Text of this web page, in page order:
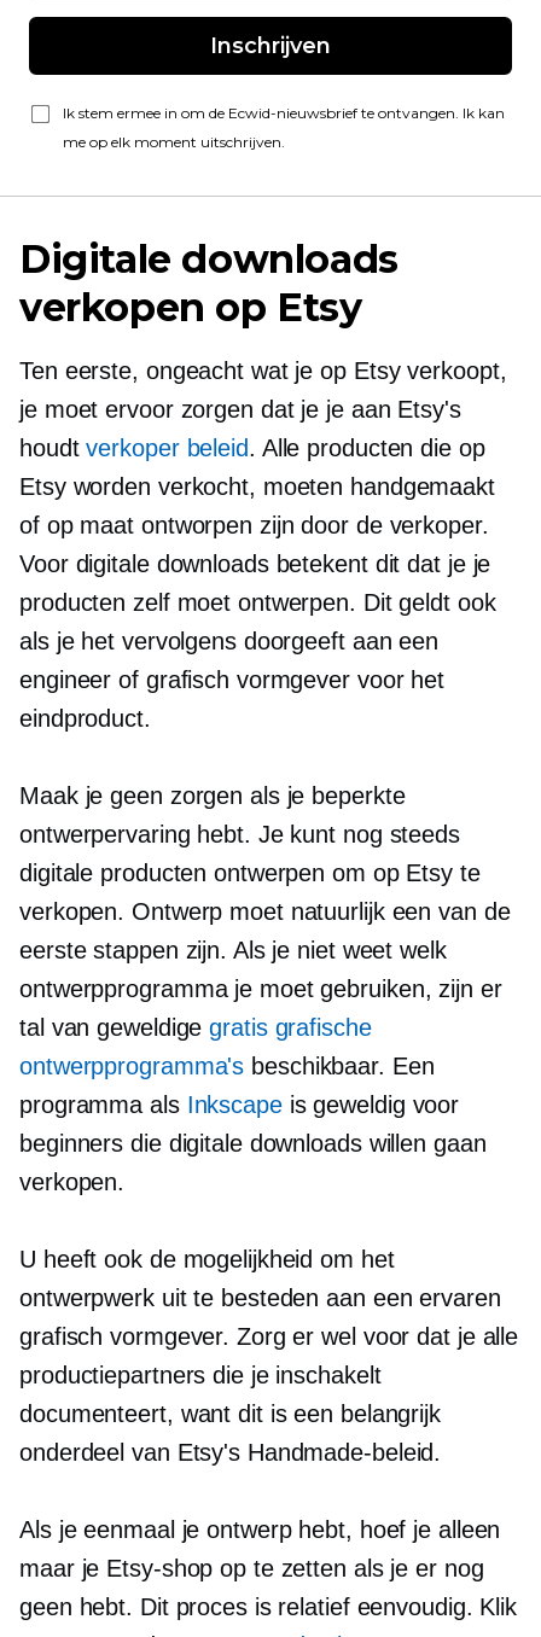
Inschrijven
Ik stem ermee in om de Ecwid-nieuwsbrief te ontvangen. Ik kan
me op elk moment uitschrijven.
Digitale downloads
verkopen op Etsy
Ten eerste, ongeacht wat je op Etsy verkoopt,
je moet ervoor zorgen dat je je aan Etsy's
houdtverkoper beleid. Alle producten die op
Etsy worden verkocht, moeten handgemaakt
of op maat ontworpen zijn door de verkoper.
Voor digitale downloads betekent dit dat je je
producten zelf moet ontwerpen. Dit geldt ook
als je het vervolgens doorgeeft aan een
engineer of grafisch vormgever voor het
eindproduct.
Maak je geen zorgen als je beperkte
ontwerpervaring hebt. Je kunt nog steeds
digitale producten ontwerpen om op Etsy te
verkopen. Ontwerp moet natuurlijk een van de
eerste stappen zijn. Als je niet weet welk
ontwerpprogramma je moet gebruiken, zijn er
tal van geweldigegratis grafische
ontwerpprogramma's beschikbaar. Een
programma als Inkscapeis geweldig voor
beginners die digitale downloads willen gaan
verkopen.
U heeft ook de mogelijkheid om het
ontwerpwerk uit te besteden aan een ervaren
grafisch vormgever. Zorg er wel voor dat je alle
productiepartners die je inschakelt
documenteert, want dit is een belangrijk
onderdeel van Etsy's Handmade-beleid.
Als je eenmaal je ontwerp hebt, hoef je alleen
maar je Etsy-shop op te zetten als je er nog
geen hebt. Dit proces is relatief eenvoudig. Klik